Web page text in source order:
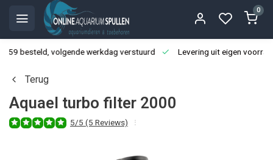
0
besteld, volgende werkdag verstuurd Levering uit eigen
Terug
Aquael turbo filter 2000
5/5 (5 Reviews)